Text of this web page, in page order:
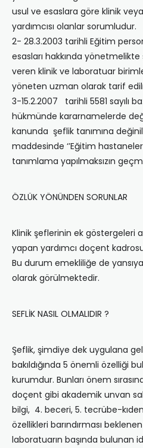
usul ve esaslara göre klinik
yardımcısı olanlar sorumludur.
2- 28.3.2003 tarihli Eğitim
esasları hakkında
veren klinik ve laboratuar
yöneten uzman olarak tarif
3-15.2.2007 tarihli 5581 sayılı
hükmünde kararnamelerde
kanunda şeflik tanımına
maddesinde ‘’Eğitim
tanımlama yapılmaksızın
ÖZLÜK YÖNÜNDEN SORUNLAR
Klinik şeflerinin ek göstergeleri
yapan yardımcı doçent
Bu durum emekliliğe de
olarak görülmektedir.
SEFLİK NASIL OLMALIDIR ?
Şeflik, şimdiye dek uygulana
bakıldığında 5 önemli özelliği
kurumdur. Bunları önem
doçent gibi akademik unvan
bilgi, 4. beceri, 5. tecrübe-
özellikleri barındırması
laboratuarın başında bulunan